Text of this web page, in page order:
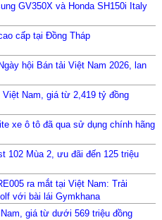
GV350X và Honda SH150i Italy
cấp tại Đồng Tháp
hội Bán tải Việt Nam 2026, lan
Nam, giá từ 2,419 tỷ đồng
xe ô tô đã qua sử dụng chính hãng
102 Mùa 2, ưu đãi đến 125 triệu
ra mắt tại Việt Nam: Trải
với bài lái Gymkhana
giá từ dưới 569 triệu đồng